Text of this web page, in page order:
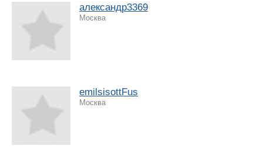
александр3369
Москва
emilsisottFus
Москва